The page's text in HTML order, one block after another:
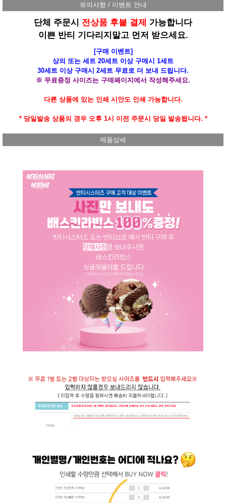
유의사항 / 이벤트 안내
단체 주문시 전상품 후불 결제
가능합니다
이쁜 반티 기다리지말고 먼저 받으세요.
[구매 이벤트]
상의 또는 세트 20세트 이상 구매시 1세트
30세트 이상 구매시 2세트 무료로 더 보내 드립니다.
※ 무료증정 사이즈는 구매페이지에서 작성해주세요.
다른 상품에 있는 인쇄 시안도 인쇄 가능합니다.
* 당일발송 상품의 경우 오후 1시 이전 주문시 당일 발송됩니다. *
제품상세